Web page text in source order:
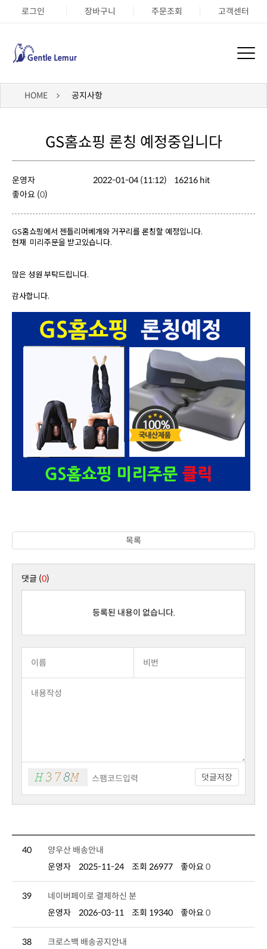
로그인 장바구니 주문조회 고객센터
HOME 공지사항
GS홈쇼핑 론칭 예정중입니다
운영자 2022-01-04 (11:12)
16216 hit
좋아요 (0)
GS홈쇼핑에서 젠틀리머베개와 거꾸리를 론칭할 예정입니다.
현재 미리주문을 받고있습니다.
많은 성원 부탁드립니다.
감사합니다.
목록
댓글 (0)
등록된 내용이 없습니다.
덧글저장
40
양우산 배송안내
운영자
2025-11-24 조회 26977 좋아요 0
39
네이버페이로 결제하신 분
운영자
2026-03-11 조회 19340 좋아요 0
38
크로스백 배송공지안내